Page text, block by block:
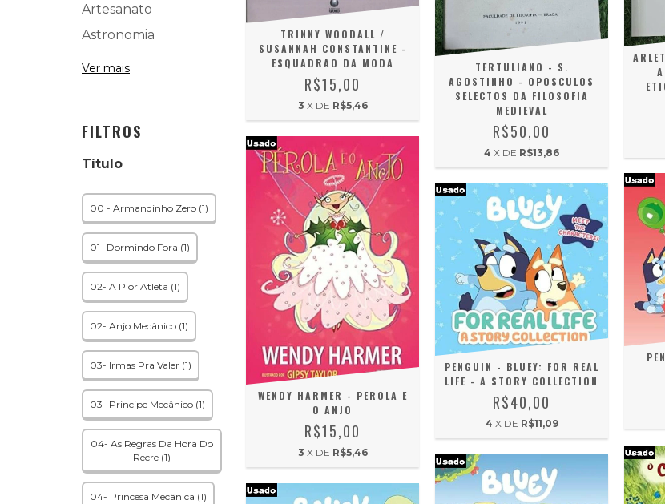
Artesanato
Astronomia
Ver mais
FILTROS
Título
00 - Armandinho Zero (1)
01- Dormindo Fora (1)
02- A Pior Atleta (1)
02- Anjo Mecânico (1)
03- Irmas Pra Valer (1)
03- Principe Mecânico (1)
04- As Regras Da Hora Do
Recre (1)
04- Princesa Mecânica (1)
TRINNY WOODALL /
SUSANNAH CONSTANTINE -
ESQUADRAO DA MODA
R$15,00
3 X DE R$5,46
TERTULIANO - S.
AGOSTINHO - OPOSCULOS
SELECTOS DA FILOSOFIA
MEDIEVAL
R$50,00
4 X DE R$13,86
WENDY HARMER - PEROLA E
O ANJO
R$15,00
3 X DE R$5,46
PENGUIN - BLUEY: FOR REAL
LIFE - A STORY COLLECTION
R$40,00
4 X DE R$11,09